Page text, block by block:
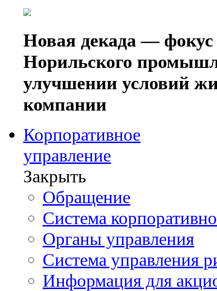
Новая декада — фокус
Норильского
улучшении условий
компании
Корпоративное
управление
Закрыть
Обращение
Система
Органы управления
Система управления
Информация для